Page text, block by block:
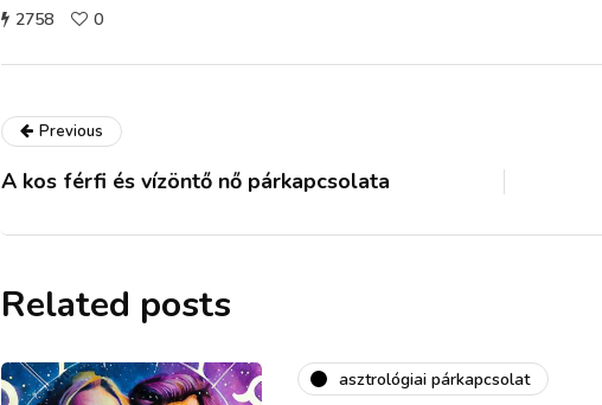
2758 0
Previous
A kos férfi és vízöntő nő párkapcsolata
Related posts
asztrológiai párkapcsolat